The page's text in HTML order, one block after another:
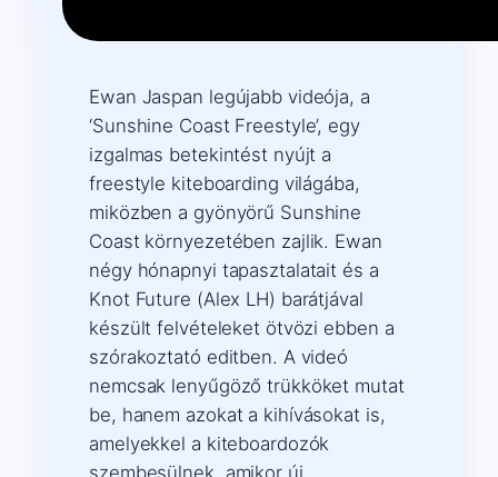
Ewan Jaspan legújabb videója, a
‘Sunshine Coast Freestyle’, egy
izgalmas betekintést nyújt a
freestyle kiteboarding világába,
miközben a gyönyörű Sunshine
Coast környezetében zajlik. Ewan
négy hónapnyi tapasztalatait és a
Knot Future (Alex LH) barátjával
készült felvételeket ötvözi ebben a
szórakoztató editben. A videó
nemcsak lenyűgöző trükköket mutat
be, hanem azokat a kihívásokat is,
amelyekkel a kiteboardozók